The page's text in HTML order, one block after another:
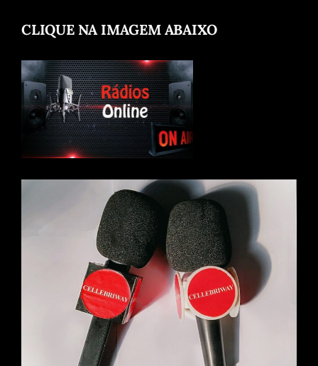
CLIQUE NA IMAGEM ABAIXO